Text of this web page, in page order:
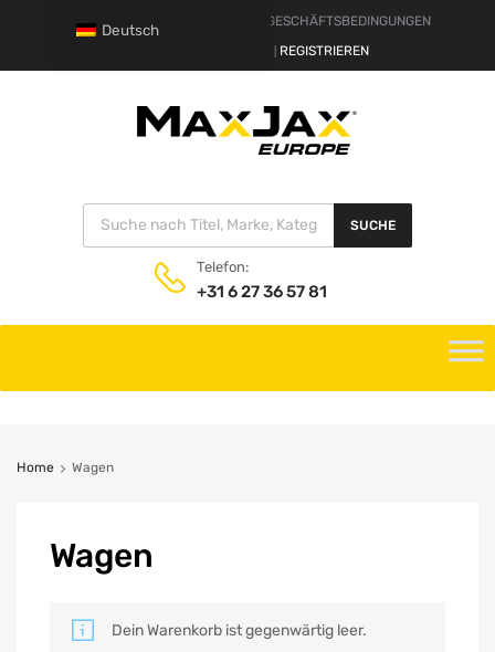
HAFTUNGSAUSSCHLUSS
GESCHÄFTSBEDINGUNGEN
REGISTRIEREN
SUCHE
Telefon:
+31 6 27 36 57 81
Home Wagen
Wagen
Dein Warenkorb ist gegenwärtig leer.
Deutsch